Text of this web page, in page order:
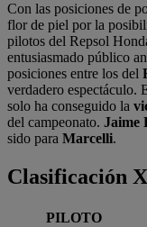
Con las posiciones de
flor de piel por la
pilotos del Repsol
entusiasmado público
posiciones entre los del
verdadero espectáculo.
solo ha conseguido la
del campeonato. Jaime
sido para Marcelli.
Clasificación
PILOTO